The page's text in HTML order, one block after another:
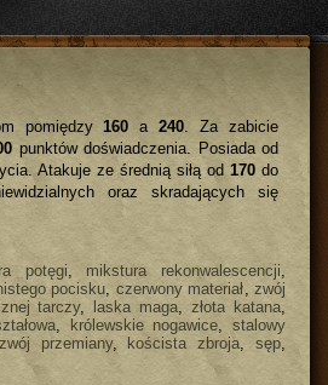
pomiędzy160 a240. Za zabicie
punktów doświadczenia. Posiada od
Atakuje ze średnią siłą od 170 do
oraz skradających się
potęgi, mikstura rekonwalescencji,
pocisku, czerwony materiał,zwój
tarczy, laska maga,złota katana,
, królewskie nogawice,stalowy
zwój przemiany, koścista zbroja,sęp,